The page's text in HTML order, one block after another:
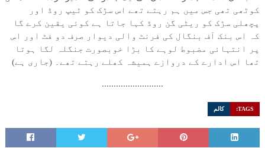
کوٹھی تھی جس میں ہم رہتے تھے اس سڑک کو ٹیپ روڈ اور
پچھلی سڑک کو ریٹی گن روڈ کہا جاتا ہے کوئی یقین کرے گا
کہ اس بنک آف بنگال کی فرنٹ والی دیوار صرف دو فٹ اور اس
پر انتہائی مضبوط لوہے کا بڑا خوبصورت جنگلہ لگا ہوتا
تھا اس ادارے کے دروازے ہمیشہ کھلے رہتے تھے۔ (جاری ہے)
..........................
TAGS: کالم